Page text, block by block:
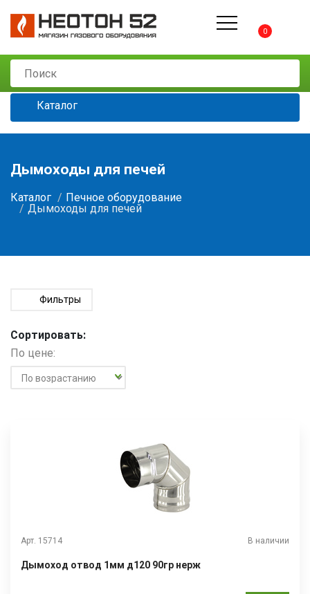
0
Каталог
Дымоходы для печей
Каталог
Печное оборудование
Дымоходы для печей
Фильтры
Сортировать:
По цене:
Арт. 15714 В наличии
Дымоход отвод 1мм д120 90гр нерж